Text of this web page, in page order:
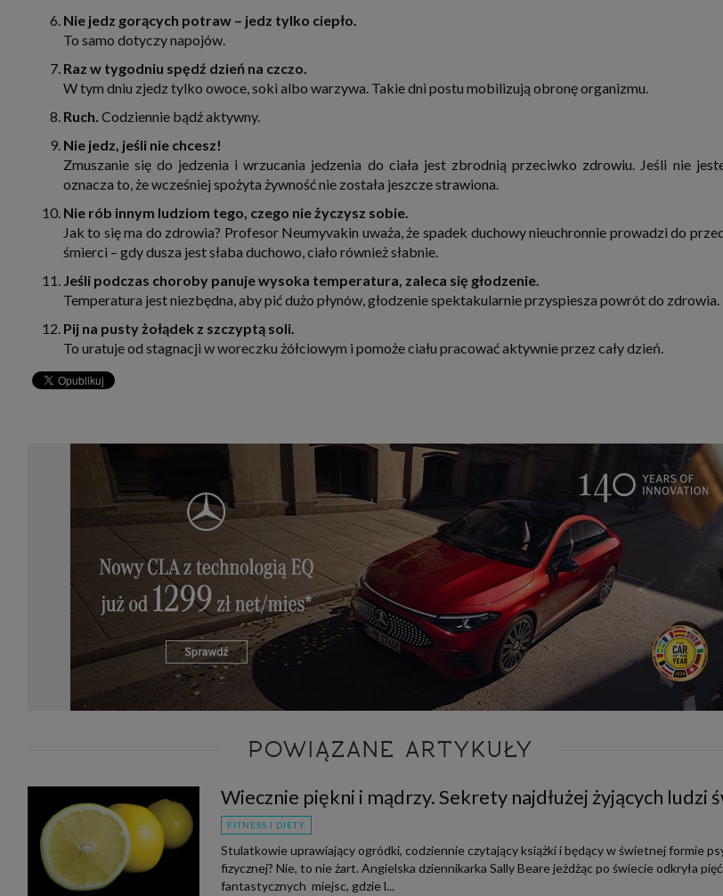
Nie jedz gorących potraw – jedz tylko ciepło.
To samo dotyczy napojów.
Raz w tygodniu spędź dzień na czczo.
W tym dniu zjedz tylko owoce, soki albo warzywa. Takie dni postu mobilizują obronę organizmu.
Ruch. Codziennie bądź aktywny.
Nie jedz, jeśli nie chcesz!
Zmuszanie się do jedzenia i wrzucania jedzenia do ciała jest zbrodnią przeciwko zdrowiu. Jeśli nie
oznacza to, że wcześniej spożyta żywność nie została jeszcze strawiona.
Nie rób innym ludziom tego, czego nie życzysz sobie.
Jak to się ma do zdrowia? Profesor Neumyvakin uważa, że spadek duchowy nieuchronnie prowadzi do
śmierci – gdy dusza jest słaba duchowo, ciało również słabnie.
Jeśli podczas choroby panuje wysoka temperatura, zaleca się głodzenie.
Temperatura jest niezbędna, aby pić dużo płynów, głodzenie spektakularnie przyspiesza powrót do zdrowia.
Pij na pusty żołądek z szczyptą soli.
To uratuje od stagnacji w woreczku żółciowym i pomoże ciału pracować aktywnie przez cały dzień.
POWIĄZANE ARTYKUŁY
Wiecznie piękni i mądrzy. Sekrety najdłużej żyjących ludzi
FITNESS I DIETY
Stulatkowie uprawiający ogródki, codziennie czytający książki i będący w świetnej formie
fizycznej? Nie, to nie żart. Angielska dziennikarka Sally Beare jeżdżąc po świecie odkryła pięć
fantastycznych miejsc, gdzie l...